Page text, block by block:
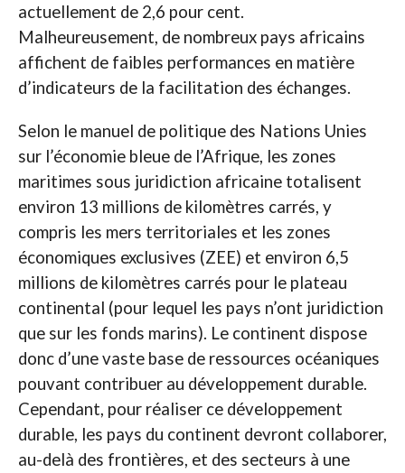
actuellement de 2,6 pour cent.
Malheureusement, de nombreux pays africains
affichent de faibles performances en matière
d’indicateurs de la facilitation des échanges.
Selon le manuel de politique des Nations Unies
sur l’économie bleue de l’Afrique, les zones
maritimes sous juridiction africaine totalisent
environ 13 millions de kilomètres carrés, y
compris les mers territoriales et les zones
économiques exclusives (ZEE) et environ 6,5
millions de kilomètres carrés pour le plateau
continental (pour lequel les pays n’ont juridiction
que sur les fonds marins). Le continent dispose
donc d’une vaste base de ressources océaniques
pouvant contribuer au développement durable.
Cependant, pour réaliser ce développement
durable, les pays du continent devront collaborer,
au-delà des frontières, et des secteurs à une